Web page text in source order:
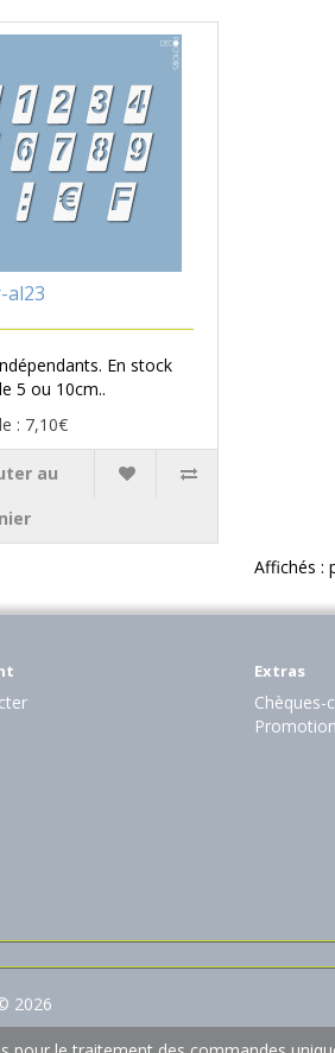
al23
En stock
5 ou 10cm..
: 7,10€
au
Affichés :
Extras
Chèques-
2026